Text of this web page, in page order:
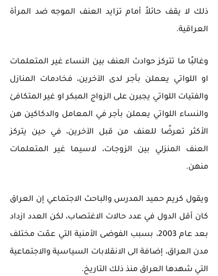
ذلك لا يقف حائلاً أمام تزايد العنف الموجه ضد المرأة
العراقية.
وغالبًا ما تتركز حوادث العنف بين النساء غير المتعلمات
او اللواتي يعملن بأجر لدى الآخرين، فخادمات المنازل
والفتيات اللواتي يجبرن على الزواج المبكر او غير المتكافئ
والنساء اللواتي يعملن بأجر في المعامل والدكاكين هن
الأكثر تعرضًا للعنف من قبل الآخرين، في حين يتركز
العنف المنزلي بين الزوجات، لاسيما غير المتعلمات
منهن.
ويقول كريم حميد المدرس والباحث الاجتماعي إن العراق
كان أقل الدول في عدد حالات الاغتصاب، لكن العدد ازداد
بعد عام 2003، بسبب الفوضى الأمنية التي عمّت مختلف
مدن العراق، إضافة الى الانقلابات السياسية والاجتماعية
التي شهدها العراق منذ ذلك التاريخ.